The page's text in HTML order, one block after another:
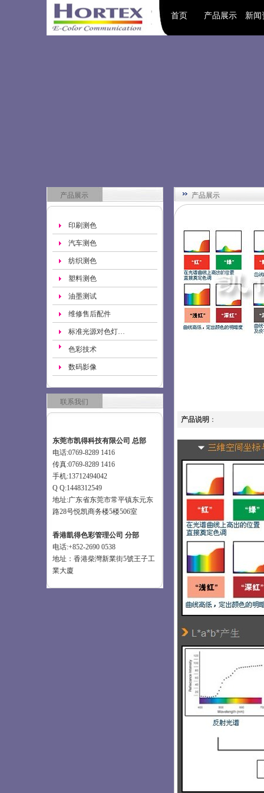
首页 产品展示 新闻
产品展示
印刷测色
汽车测色
纺织测色
塑料测色
油墨测试
维修售后配件
标准光源对色灯…
色彩技术
数码影像
联系我们
东莞市凯得科技有限公司 总部
电话:0769-8289 1416
传真:0769-8289 1416
手机:13712494042
Q Q:1448312549
地址:广东省东莞市常平镇东元东
路28号悦凯商务楼5楼506室
香港凱得色彩管理公司 分部
电话:+852-2690 0538
地址：香港柴灣新業街5號王子工
業大廈
产品展示
产品说明 ：